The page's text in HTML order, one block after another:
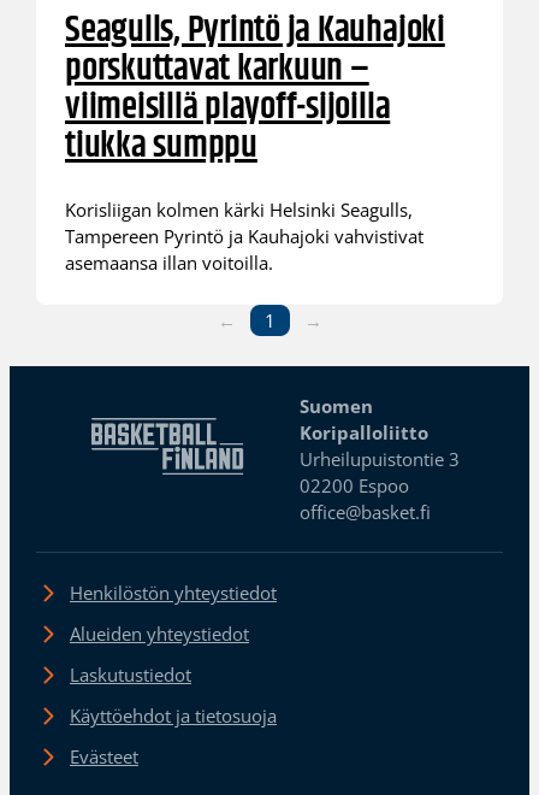
Seagulls, Pyrintö ja Kauhajoki
porskuttavat karkuun –
viimeisillä playoff-sijoilla
tiukka sumppu
Korisliigan kolmen kärki Helsinki Seagulls,
Tampereen Pyrintö ja Kauhajoki vahvistivat
asemaansa illan voitoilla.
← 1 →
Suomen
Koripalloliitto
Urheilupuistontie 3
02200 Espoo
office@basket.fi
Henkilöstön yhteystiedot
Alueiden yhteystiedot
Laskutustiedot
Käyttöehdot ja tietosuoja
Evästeet